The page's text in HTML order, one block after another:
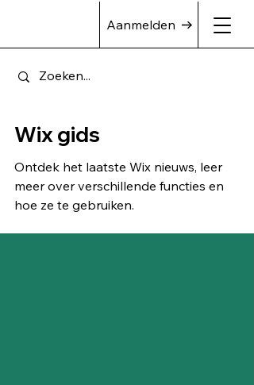
Aanmelden
Wix gids
Ontdek het laatste Wix nieuws, leer
meer over verschillende functies en
hoe ze te gebruiken.